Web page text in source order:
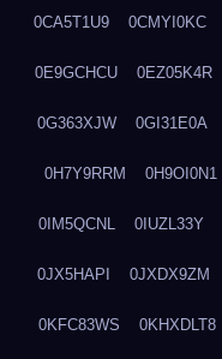
0CA5T1U9 0CMYI0KC
0E9GCHCU 0EZ05K4R
0G363XJW 0GI31E0A
0H7Y9RRM 0H9OI0N1
0IM5QCNL 0IUZL33Y
0JX5HAPI 0JXDX9ZM
0KFC83WS 0KHXDLT8